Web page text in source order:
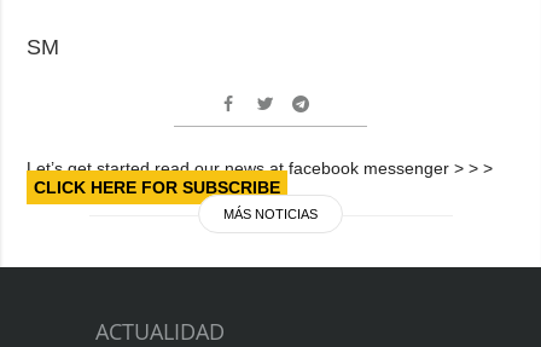
SM
Let’s get started read our news at facebook messenger > > >
CLICK HERE FOR SUBSCRIBE
MÁS NOTICIAS
ACTUALIDAD